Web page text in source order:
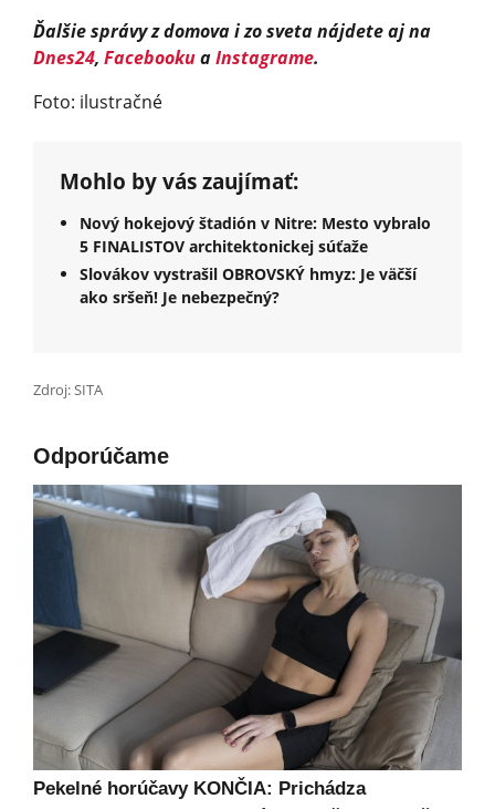
Ďalšie správy z domova i zo sveta nájdete aj na
Dnes24, FacebookuaInstagrame.
Foto: ilustračné
Mohlo by vás zaujímať:
Nový hokejový štadión v Nitre: Mesto vybralo
5 FINALISTOV architektonickej súťaže
Slovákov vystrašil OBROVSKÝ hmyz: Je väčší
ako sršeň! Je nebezpečný?
Zdroj: SITA
Odporúčame
Pekelné horúčavy KONČIA: Prichádza